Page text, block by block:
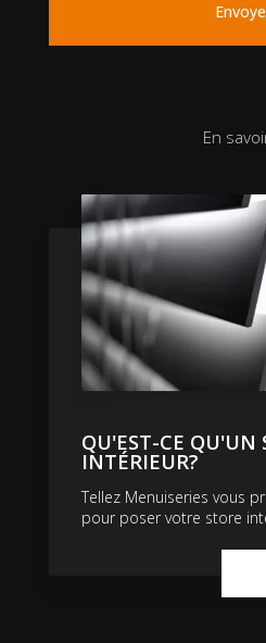
En
QU'EST-CE QU'UN
INTÉRIEUR?
Tellez Menuiseries vous
pour poser votre store